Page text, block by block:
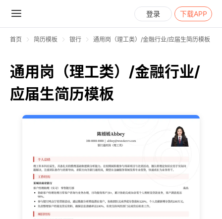
登录 下载APP
首页 简历模板 银行 通用岗（理工类）/金融行业/应届生简历模板
通用岗（理工类）/金融行业/
应届生简历模板